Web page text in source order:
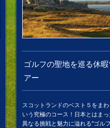
ゴルフの聖地を巡る休
アー
スコットランドのベスト５をま
いう究極のコース！日本とはま
異なる挑戦と魅力に溢れる“ゴル